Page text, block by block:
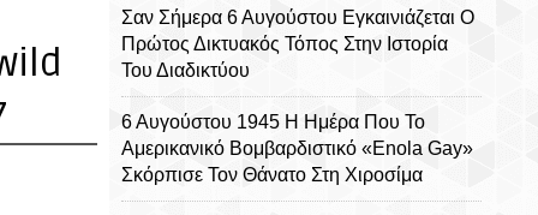
Σαν Σήμερα 6 Αυγούστου Εγκαινιάζεται Ο
Πρώτος Δικτυακός Τόπος Στην Ιστορία
Του Διαδικτύου
6 Αυγούστου 1945 Η Ημέρα Που Το
Αμερικανικό Βομβαρδιστικό «Enola Gay»
Σκόρπισε Τον Θάνατο Στη Χιροσίμα